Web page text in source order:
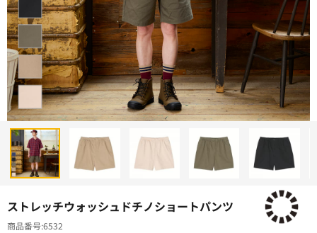
ストレッチウォッシュドチノショートパンツ
商品番号6532